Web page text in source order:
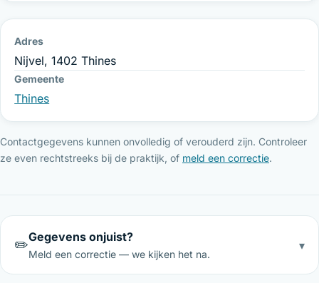
Adres
Nijvel, 1402 Thines
Gemeente
Thines
Contactgegevens kunnen onvolledig of verouderd zijn. Controleer
ze even rechtstreeks bij de praktijk, of meld een correctie.
✏️Gegevens onjuist?
Meld een correctie — we kijken het na.
▾